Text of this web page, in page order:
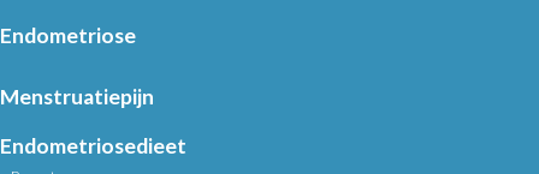
Endometriose
Menstruatiepijn
Endometriosedieet